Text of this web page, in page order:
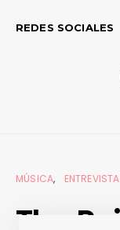
REDES SOCIALES
MÚSICA